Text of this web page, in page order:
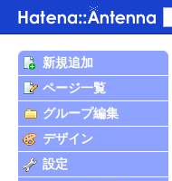
新規追加
ページ一覧
グループ編集
デザイン
設定